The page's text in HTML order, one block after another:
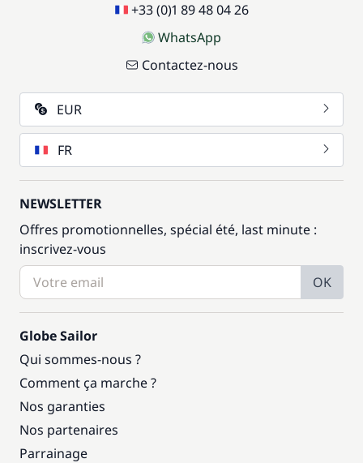
+33 (0)1 89 48 04 26
WhatsApp
Contactez-nous
EUR
FR
NEWSLETTER
Offres promotionnelles, spécial été, last minute :
inscrivez-vous
OK
Globe Sailor
Qui sommes-nous ?
Comment ça marche ?
Nos garanties
Nos partenaires
Parrainage